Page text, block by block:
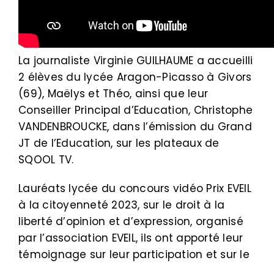
La journaliste Virginie GUILHAUME a accueilli
2 élèves du lycée Aragon-Picasso à Givors
(69), Maëlys et Théo, ainsi que leur
Conseiller Principal d’Education, Christophe
VANDENBROUCKE, dans l’émission du Grand
JT de l’Education, sur les plateaux de
SQOOL TV.
Lauréats lycée du concours vidéo Prix EVEIL
à la citoyenneté 2023, sur le droit à la
liberté d’opinion et d’expression, organisé
par l’association EVEIL, ils ont apporté leur
témoignage sur leur participation et sur le